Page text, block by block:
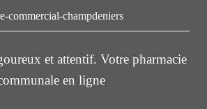
commercial-champdeniers
et attentif. Votre pharmacie
en ligne